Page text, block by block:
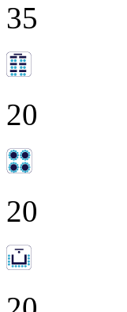
35
20
20